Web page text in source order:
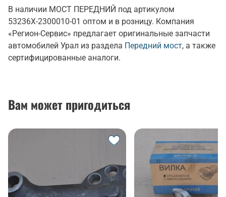
В наличии МОСТ ПЕРЕДНИЙ под артикулом
53236Х-2300010-01 оптом и в розницу. Компания
«Регион-Сервис» предлагает оригинальные запчасти
автомобилей Урал из раздела Передний мост, а также
сертифицированные аналоги.
Вам может пригодиться